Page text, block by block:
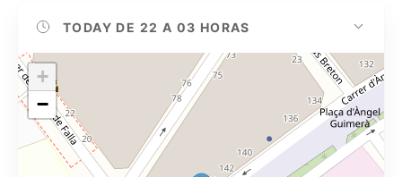
TODAY DE 22 A 03 HORAS
+
−